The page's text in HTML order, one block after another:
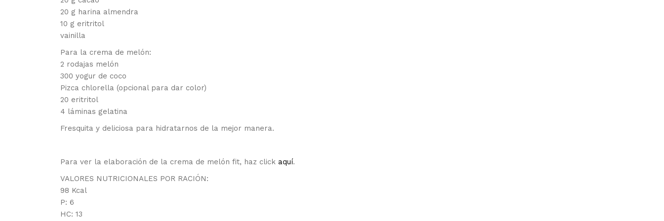
20 g harina almendra
10 g eritritol
vainilla
Para la crema de melón:
2 rodajas melón
300 yogur de coco
Pizca chlorella (opcional para dar color)
20 eritritol
4 láminas gelatina
Fresquita y deliciosa para hidratarnos de la mejor manera.
Para ver la elaboración de la crema de melón fit, haz click aquí.
VALORES NUTRICIONALES POR RACIÓN:
98 Kcal
P: 6
HC: 13